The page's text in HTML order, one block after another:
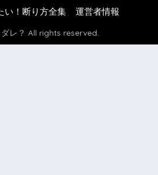
い！断り方全集 運営者情報
レ？ All rights reserved.